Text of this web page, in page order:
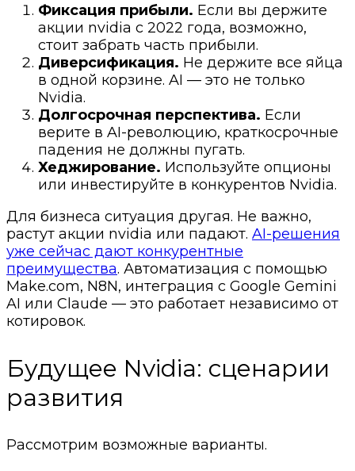
Фиксация прибыли. Если вы держите
акции nvidia с 2022 года, возможно,
стоит забрать часть прибыли.
Диверсификация. Не держите все яйца
в одной корзине. AI — это не только
Nvidia.
Долгосрочная перспектива. Если
верите в AI-революцию, краткосрочные
падения не должны пугать.
Хеджирование. Используйте опционы
или инвестируйте в конкурентов Nvidia.
Для бизнеса ситуация другая. Не важно,
растут акции nvidia или падают. AI-решения
уже сейчас дают конкурентные
преимущества. Автоматизация с помощью
Make.com, N8N, интеграция с Google Gemini
AI или Claude — это работает независимо от
котировок.
Будущее Nvidia: сценарии
развития
Рассмотрим возможные варианты.